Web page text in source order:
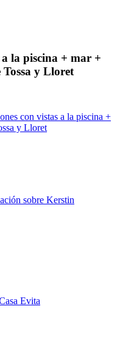
a la piscina + mar +
y Lloret
con vistas a la piscina +
y Lloret
sobre Kerstin
Evita